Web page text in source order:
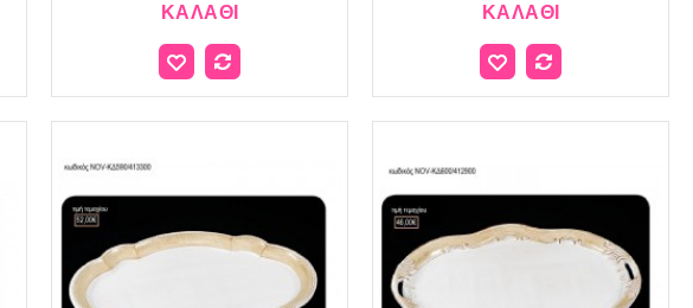
ΚΑΛΆΘΙ
ΚΑΛΆΘΙ